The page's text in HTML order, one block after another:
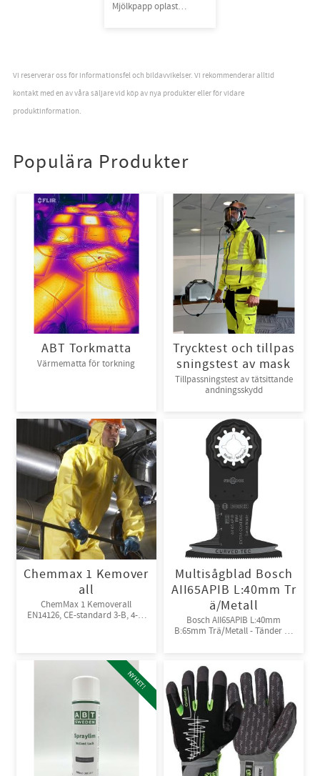
Mjölkpapp oplastad
Vi reserverar oss för informationsfel och bildavvikelser. Vi rekommenderar alltid
kontakt med en av våra säljare vid köp av nya produkter eller för vidare
produktinformation.
Populära Produkter
ABT Torkmatta
Värmematta för torkning
Trycktest och tillpas
sningstest av mask
Tillpassningstest av tätsittande
andningsskydd
Chemmax 1 Kemover
all
ChemMax 1 Kemoverall
EN14126, CE-standard 3-B, 4-B,
Multisågblad Bosch
AII65APIB L:40mm Tr
ä/Metall
Bosch AII65APIB L:40mm
B:65mm Trä/Metall - Tänder av
NYHET!